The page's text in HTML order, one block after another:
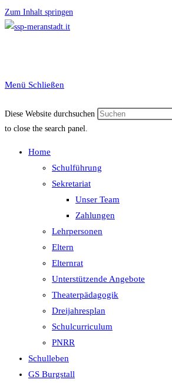
Zum Inhalt springen
Menü Schließen
Diese Website durchsuchen
to close the search panel.
Home
Schulführung
Sekretariat
Unser Team
Zahlungen
Lehrpersonen
Eltern
Elternrat
Unterstützende Angebote
Theaterpädagogik
Dreijahresplan
Schulcurriculum
PNRR
Schulleben
GS Burgstall